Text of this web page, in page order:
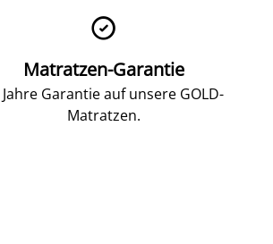

Matratzen-Garantie
Garantie auf unsere GOLD-
Matratzen.